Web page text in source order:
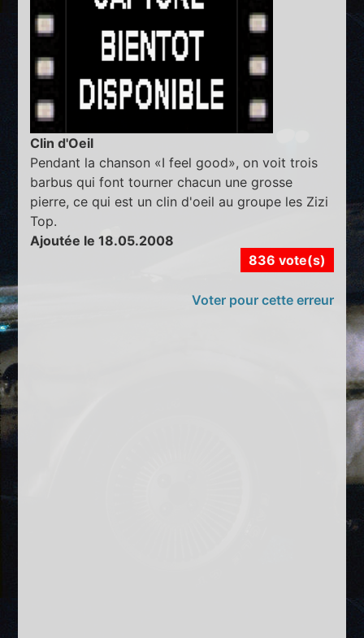
Clin d'Oeil
Pendant la chanson «I feel good», on voit trois
barbus qui font tourner chacun une grosse
pierre, ce qui est un clin d'oeil au groupe les Zizi
Top.
Ajoutée le 18.05.2008
836 vote(s)
Voter pour cette erreur